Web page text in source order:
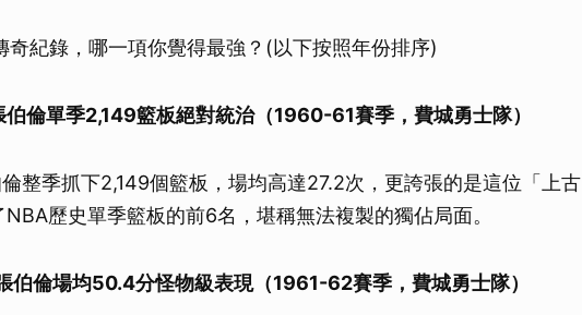
奇紀錄，哪一項你覺得最強？(以下按照年份排序)
倫單季2,149籃板絕對統治（1960-61賽季，費城勇士隊）
整季抓下2,149個籃板，場均高達27.2次，更誇張的是這位「上古
歷史單季籃板的前6名，堪稱無法複製的獨佔局面。
伯倫場均50.4分怪物級表現（1961-62賽季，費城勇士隊）